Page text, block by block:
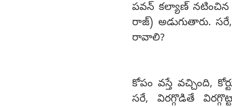
పవన్ కల్యాణ్ నటించిన
రాజ్) అడుగుతారు.
రావాలి?
కోపం వస్తే వచ్చింది,
సరే, విరగ్గొడితే